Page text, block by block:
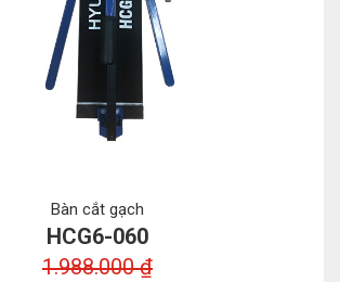
Bàn cắt gạch
HCG6-060
1.988.000 ₫